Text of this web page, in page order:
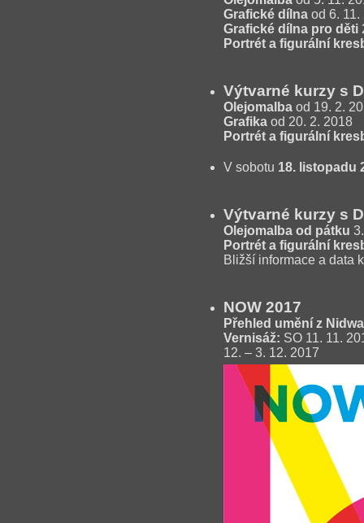
Grafické dílna od 6. 11.
Grafické dílna pro děti
Portrét a figurální
Výtvarné kurzy s
Olejomalba od 19. 2.
Grafika od 20. 2. 2018
Portrét a figurální
V sobotu 18. listopadu
Výtvarné kurzy s
Olejomalba od pátku
Portrét a figurální
Bližší informace a data
NOW 2017
Přehled umění z
Vernisáž: SO 11. 11.
12. – 3. 12. 2017